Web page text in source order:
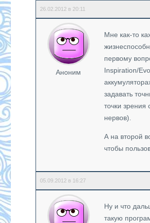
26.02.2012 в 20:11
Аноним
Мне как-то
первому
Inspiration/
задавать
точки
нервов).
А на второй
чтобы
05.09.2012 в 16:27
Ну и что
такую